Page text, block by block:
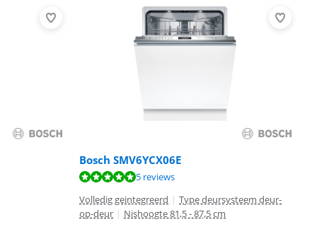
Bosch SMV6YCX06E
5 reviews
Volledig geintegreerd | Type deursysteem deur-
op-deur | Nishoogte 81,5 - 87,5 cm